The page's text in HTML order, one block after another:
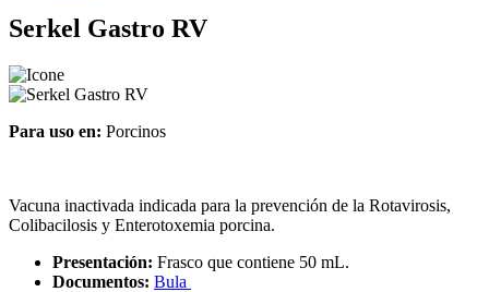
Serkel Gastro RV
Para uso en: Porcinos
Vacuna inactivada indicada para la prevención de la Rotavirosis,
Colibacilosis y Enterotoxemia porcina.
Presentación: Frasco que contiene 50 mL.
Documentos: Bula